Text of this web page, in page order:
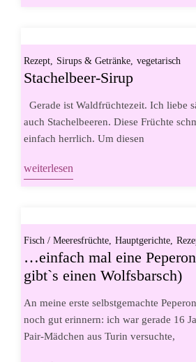
Rezept Sirups & Getränke vegetarisch
Stachelbeer-Sirup
Gerade ist Waldfrüchtezeit. Ich liebe
auch Stachelbeeren. Diese Früchte
einfach herrlich. Um diesen
weiterlesen
Fisch / Meeresfrüchte Hauptgerichte
…einfach mal eine
gibt`s einen Wolfsbarsch)
An meine erste selbstgemachte
noch gut erinnern: ich war gerade 16
Pair-Mädchen aus Turin versuchte,